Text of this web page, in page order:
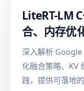
LiteRT-LM
合、内存优
深入解析 Google
化融合策略、KV
践，提供可落地